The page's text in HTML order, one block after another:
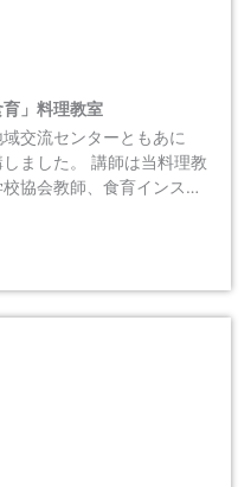
」料理教室
交流センターともあに
ました。 講師は当料理教
協会教師、食育インス…